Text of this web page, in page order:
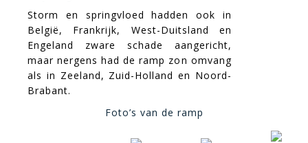
Storm en springvloed hadden ook in
België, Frankrijk, West-Duitsland en
Engeland zware schade aangericht,
maar nergens had de ramp zon omvang
als in Zeeland, Zuid-Holland en Noord-
Brabant.
Foto’s van de ramp